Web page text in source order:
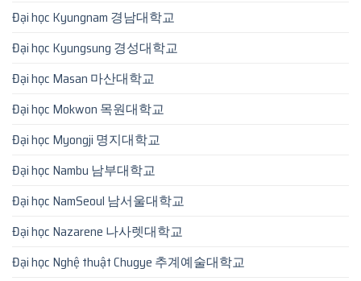
Đại học Kyungnam 경남대학교
Đại học Kyungsung 경성대학교
Đại học Masan 마산대학교
Đại học Mokwon 목원대학교
Đại học Myongji 명지대학교
Đại học Nambu 남부대학교
Đại học NamSeoul 남서울대학교
Đại học Nazarene 나사렛대학교
Đại học Nghệ thuật Chugye 추계예술대학교